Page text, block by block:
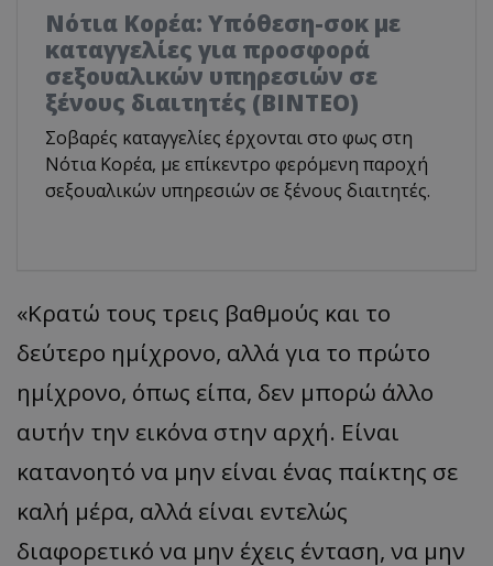
Νότια Κορέα: Υπόθεση-σοκ με
καταγγελίες για προσφορά
σεξουαλικών υπηρεσιών σε
ξένους διαιτητές (BINTEO)
Σοβαρές καταγγελίες έρχονται στο φως στη
Νότια Κορέα, με επίκεντρο φερόμενη παροχή
σεξουαλικών υπηρεσιών σε ξένους διαιτητές.
«Κρατώ τους τρεις βαθμούς και το
δεύτερο ημίχρονο, αλλά για το πρώτο
ημίχρονο, όπως είπα, δεν μπορώ άλλο
αυτήν την εικόνα στην αρχή. Είναι
κατανοητό να μην είναι ένας παίκτης σε
καλή μέρα, αλλά είναι εντελώς
διαφορετικό να μην έχεις ένταση, να μην